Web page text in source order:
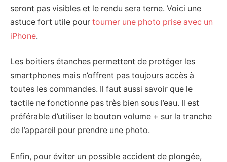
seront pas visibles et le rendu sera terne. Voici une
astuce fort utile pour tourner une photo prise avec un
iPhone.
Les boitiers étanches permettent de protéger les
smartphones mais n’offrent pas toujours accès à
toutes les commandes. Il faut aussi savoir que le
tactile ne fonctionne pas très bien sous l’eau. Il est
préférable d’utiliser le bouton volume + sur la tranche
de l’appareil pour prendre une photo.
Enfin, pour éviter un possible accident de plongée,